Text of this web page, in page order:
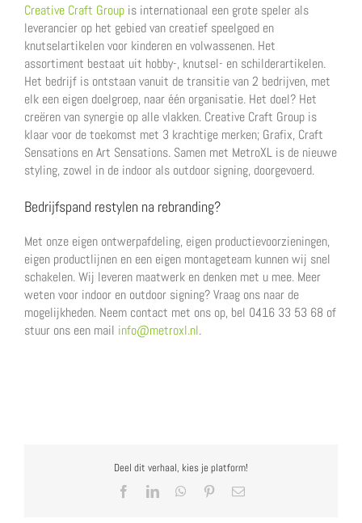
Creative Craft Groupis internationaal een grote speler als
leverancier op het gebied van creatief speelgoed en
knutselartikelen voor kinderen en volwassenen. Het
assortiment bestaat uit hobby-, knutsel- en schilderartikelen.
Het bedrijf is ontstaan vanuit de transitie van 2 bedrijven, met
elk een eigen doelgroep, naar één organisatie. Het doel? Het
creëren van synergie op alle vlakken. Creative Craft Group is
klaar voor de toekomst met 3 krachtige merken; Grafix, Craft
Sensations en Art Sensations. Samen met MetroXL is de nieuwe
styling, zowel in de indoor als outdoor signing, doorgevoerd.
Bedrijfspand restylen na rebranding?
Met onze eigen ontwerpafdeling, eigen productievoorzieningen,
eigen productlijnen en een eigen montageteam kunnen wij snel
schakelen. Wij leveren maatwerk en denken met u mee. Meer
weten voor indoor en outdoor signing? Vraag ons naar de
mogelijkheden. Neem contact met ons op, bel 0416 33 53 68 of
stuur ons een mail info@metroxl.nl.
Deel dit verhaal, kies je platform!
FacebookLinkedInWhatsApp
Pinterest
E-